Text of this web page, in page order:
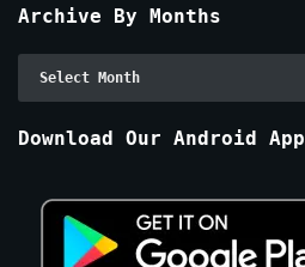
Archive By Months
Archive
Download Our Android App